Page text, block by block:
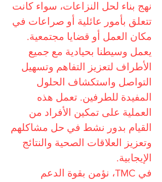
نهج بناء لحل النزاعات، سواء كانت
تتعلق بأمور عائلية أو صراعات في
مكان العمل أو قضايا مجتمعية.
يعمل وسيطنا بحيادية مع جميع
الأطراف لتعزيز التفاهم وتسهيل
التواصل واستكشاف الحلول
المفيدة للطرفين. تعمل هذه
العملية على تمكين الأفراد من
القيام بدور نشط في حل مشاكلهم
وتعزيز العلاقات الصحية والنتائج
الإيجابية.
في TMC، نؤمن بقوة الدعم